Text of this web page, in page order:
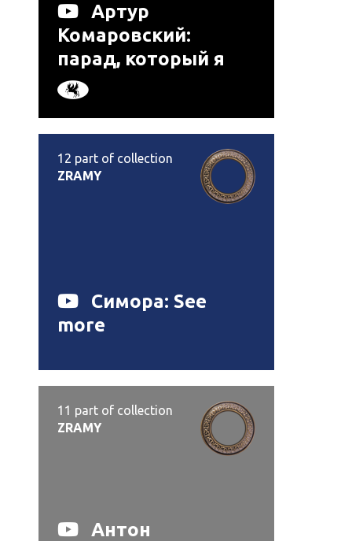
Артур
Комаровский:
парад, который я
одобряю
12 part of collection
ZRAMY
Симора: See
more
11 part of collection
ZRAMY
Антон